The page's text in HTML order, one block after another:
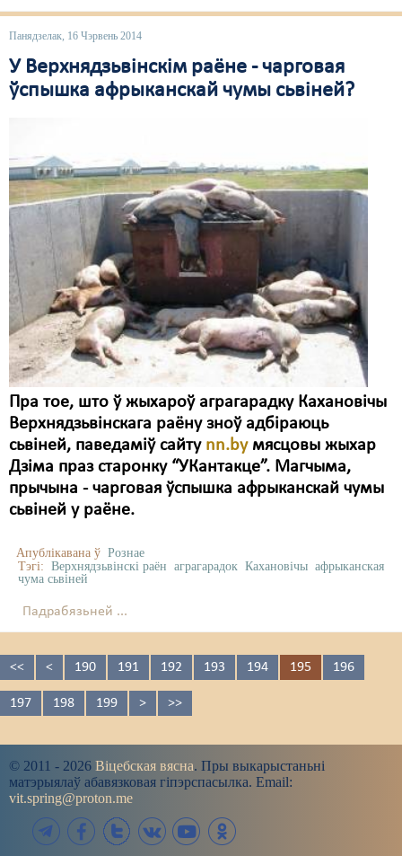
Панядзелак, 16 Чэрвень 2014
У Верхнядзьвінскім раёне - чарговая
ўспышка афрыканскай чумы сьвіней?
Пра тое, што ў жыхароў аграгарадку Кахановічы
Верхнядзьвінскага раёну зноў адбіраюць
сьвіней, паведаміў сайту nn.byмясцовы жыхар
Дзіма праз старонку “УКантакце”. Магчыма,
прычына - чарговая ўспышка афрыканскай чумы
сьвіней у раёне.
Апублікавана ў Рознае
Тэгі: Верхнядзьвінскі раён аграгарадок Кахановічы афрыканская
чума сьвіней
Падрабязьней ...
<< < 190 191 192 193 194 195 196
197 198 199 > >>
© 2011 - 2026 Віцебская вясна. Пры выкарыстаньні
матэрыялаў абавязковая гіпэрспасылка. Email:
vit.spring@proton.me